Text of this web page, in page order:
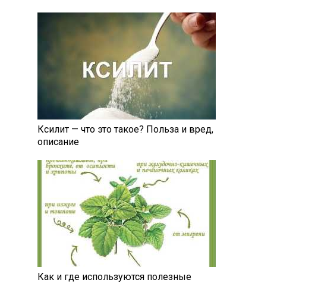
Ксилит — что это такое? Польза и вред,
описание
Как и где используются полезные